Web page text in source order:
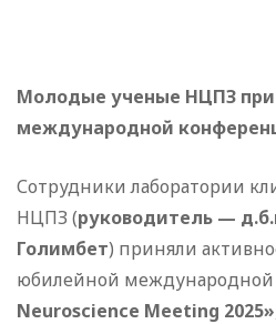
Молодые ученые НЦПЗ
международной
Сотрудники лаборатории
НЦПЗ (руководитель —
Голимбет) приняли
юбилейной
Neuroscience Meeting 2025»